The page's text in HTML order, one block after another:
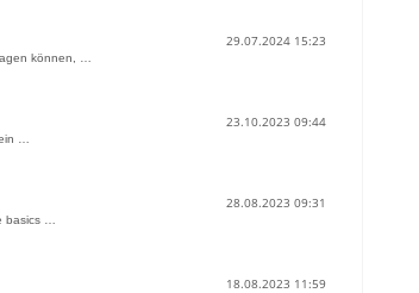
29.07.2024 15:23
können, …
23.10.2023 09:44
…
28.08.2023 09:31
basics …
18.08.2023 11:59